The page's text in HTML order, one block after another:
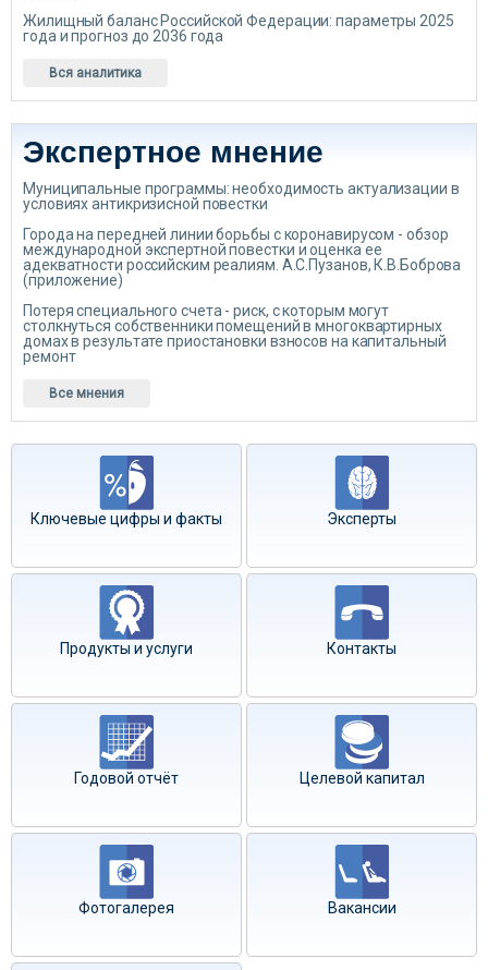
Жилищный баланс Российской Федерации: параметры 2025
года и прогноз до 2036 года
Вся аналитика
Экспертное мнение
Муниципальные программы: необходимость актуализации в
условиях антикризисной повестки
Города на передней линии борьбы с коронавирусом - обзор
международной экспертной повестки и оценка ее
адекватности российским реалиям. А.С.Пузанов, К.В.Боброва
(приложение)
Потеря специального счета - риск, с которым могут
столкнуться собственники помещений в многоквартирных
домах в результате приостановки взносов на капитальный
ремонт
Все мнения
Ключевые цифры и факты Эксперты
Продукты и услуги Контакты
Годовой отчёт Целевой капитал
Фотогалерея Вакансии